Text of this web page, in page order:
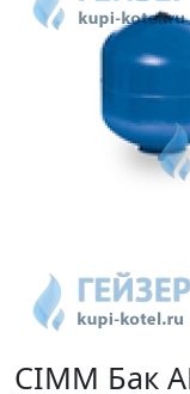
CIMM Бак